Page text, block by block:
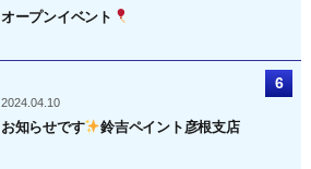
オープンイベント
2024.04.10
お知らせです 鈴吉ペイント彦根支店